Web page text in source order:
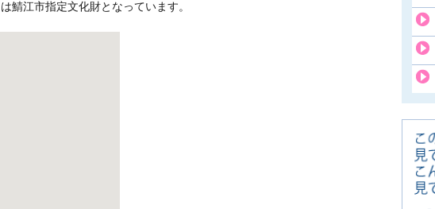
は鯖江市指定文化財となっています。